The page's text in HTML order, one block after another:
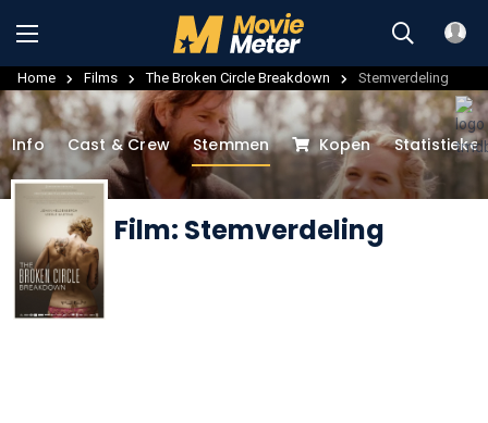
Home Films The Broken Circle Breakdown Stemverdeling
Film: Stemverdeling
Info Cast & Crew Stemmen Kopen